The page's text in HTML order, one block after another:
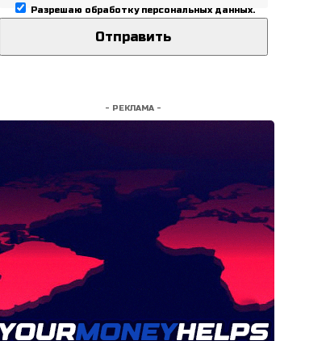
Разрешаю обработку персональных данных.
- РЕКЛАМА -